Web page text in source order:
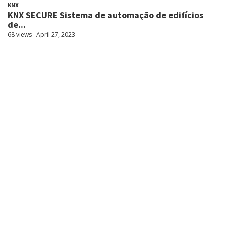
KNX
KNX SECURE Sistema de automação de edifícios
de...
68 views April 27, 2023